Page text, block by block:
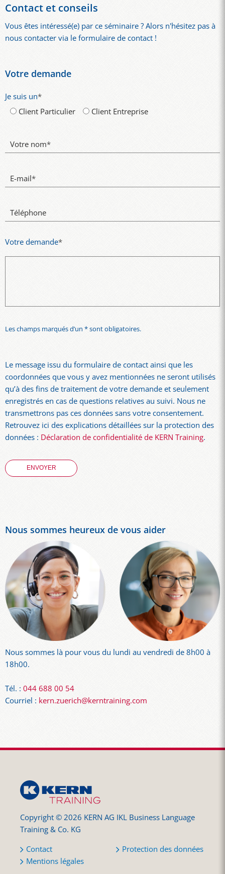
Contact et conseils
Vous êtes intéressé(e) par ce séminaire ? Alors n'hésitez pas à
nous contacter via le formulaire de contact !
Votre demande
Je suis un*
Client Particulier
Client Entreprise
Votre nom*
E-mail*
Téléphone
Votre demande*
Les champs marqués d’un * sont obligatoires.
Le message issu du formulaire de contact ainsi que les
coordonnées que vous y avez mentionnées ne seront utilisés
qu’à des fins de traitement de votre demande et seulement
enregistrés en cas de questions relatives au suivi. Nous ne
transmettrons pas ces données sans votre consentement.
Retrouvez ici des explications détaillées sur la protection des
données : Déclaration de confidentialité de KERN Training.
Nous sommes heureux de vous aider
Nous sommes là pour vous du lundi au vendredi de 8h00 à
18h00.
Tél. : 044 688 00 54
Courriel : kern.zuerich@kerntraining.com
Copyright © 2026 KERN AG IKL Business Language
Training & Co. KG
Contact
Mentions légales
Protection des données